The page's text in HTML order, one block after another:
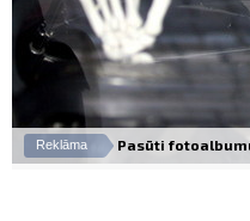
Reklāma Pasūti